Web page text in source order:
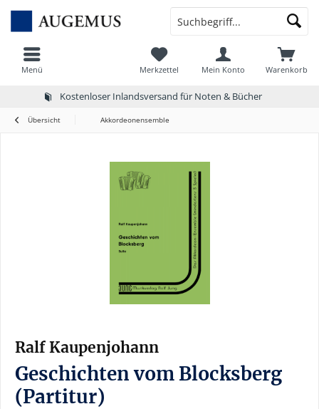
Kostenloser Inlandsversand für Noten & Bücher
Menü Warenkorb
Merkzettel Mein Konto
Übersicht Akkordeonensemble
Ralf Kaupenjohann
Geschichten vom Blocksberg
(Partitur)